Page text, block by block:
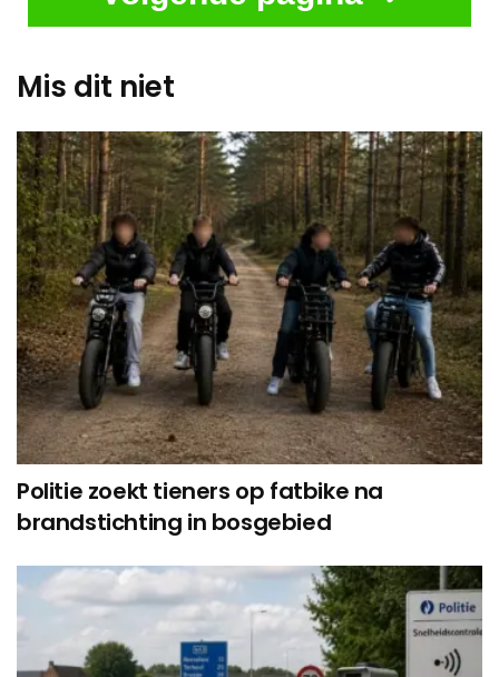
Mis dit niet
Politie zoekt tieners op fatbike na
brandstichting in bosgebied